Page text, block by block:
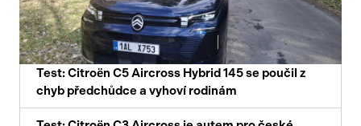
Test: Citroën C5 Aircross Hybrid 145 se poučil z
chyb předchůdce a vyhoví rodinám